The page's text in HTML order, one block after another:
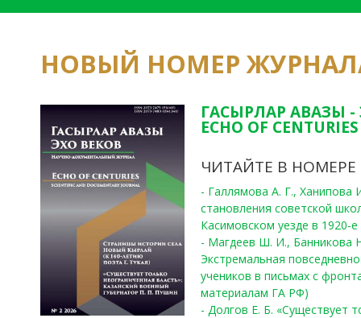
НОВЫЙ НОМЕР
ГАСЫРЛАР АВАЗЫ -
ECHO OF
ЧИТАЙТЕ В НОМЕРЕ
- Галлямова А. Г.,
становления советской
Касимовском уезде в 1920-е
- Магдеев Ш. И., Банникова
Экстремальная
учеников в письмах с
материалам ГА РФ)
- Долгов Е. Б. «Существует